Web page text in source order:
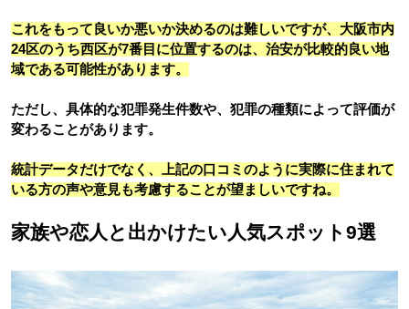
これをもって良いか悪いか決めるのは難しいですが、大阪市内
24区のうち西区が7番目に位置するのは、治安が比較的良い地
域である可能性があります。
ただし、具体的な犯罪発生件数や、犯罪の種類によって評価が
変わることがあります。
統計データだけでなく、上記の口コミのように実際に住まれて
いる方の声や意見も考慮することが望ましいですね。
家族や恋人と出かけたい人気スポット9選